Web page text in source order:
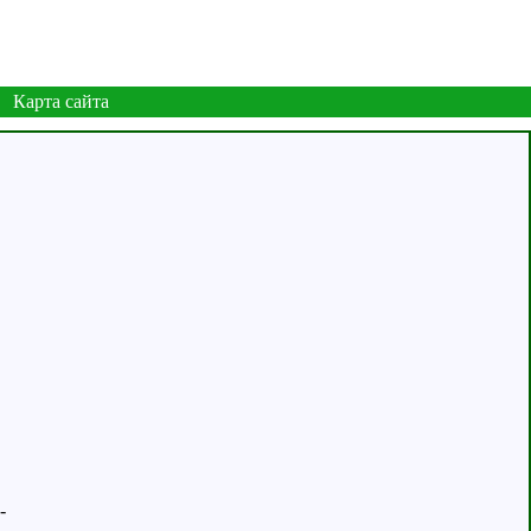
Карта сайта